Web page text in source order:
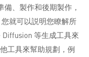
、製作和後期製作，
就可以説明您瞭解所
等生成工具來
工具來幫助規劃，例